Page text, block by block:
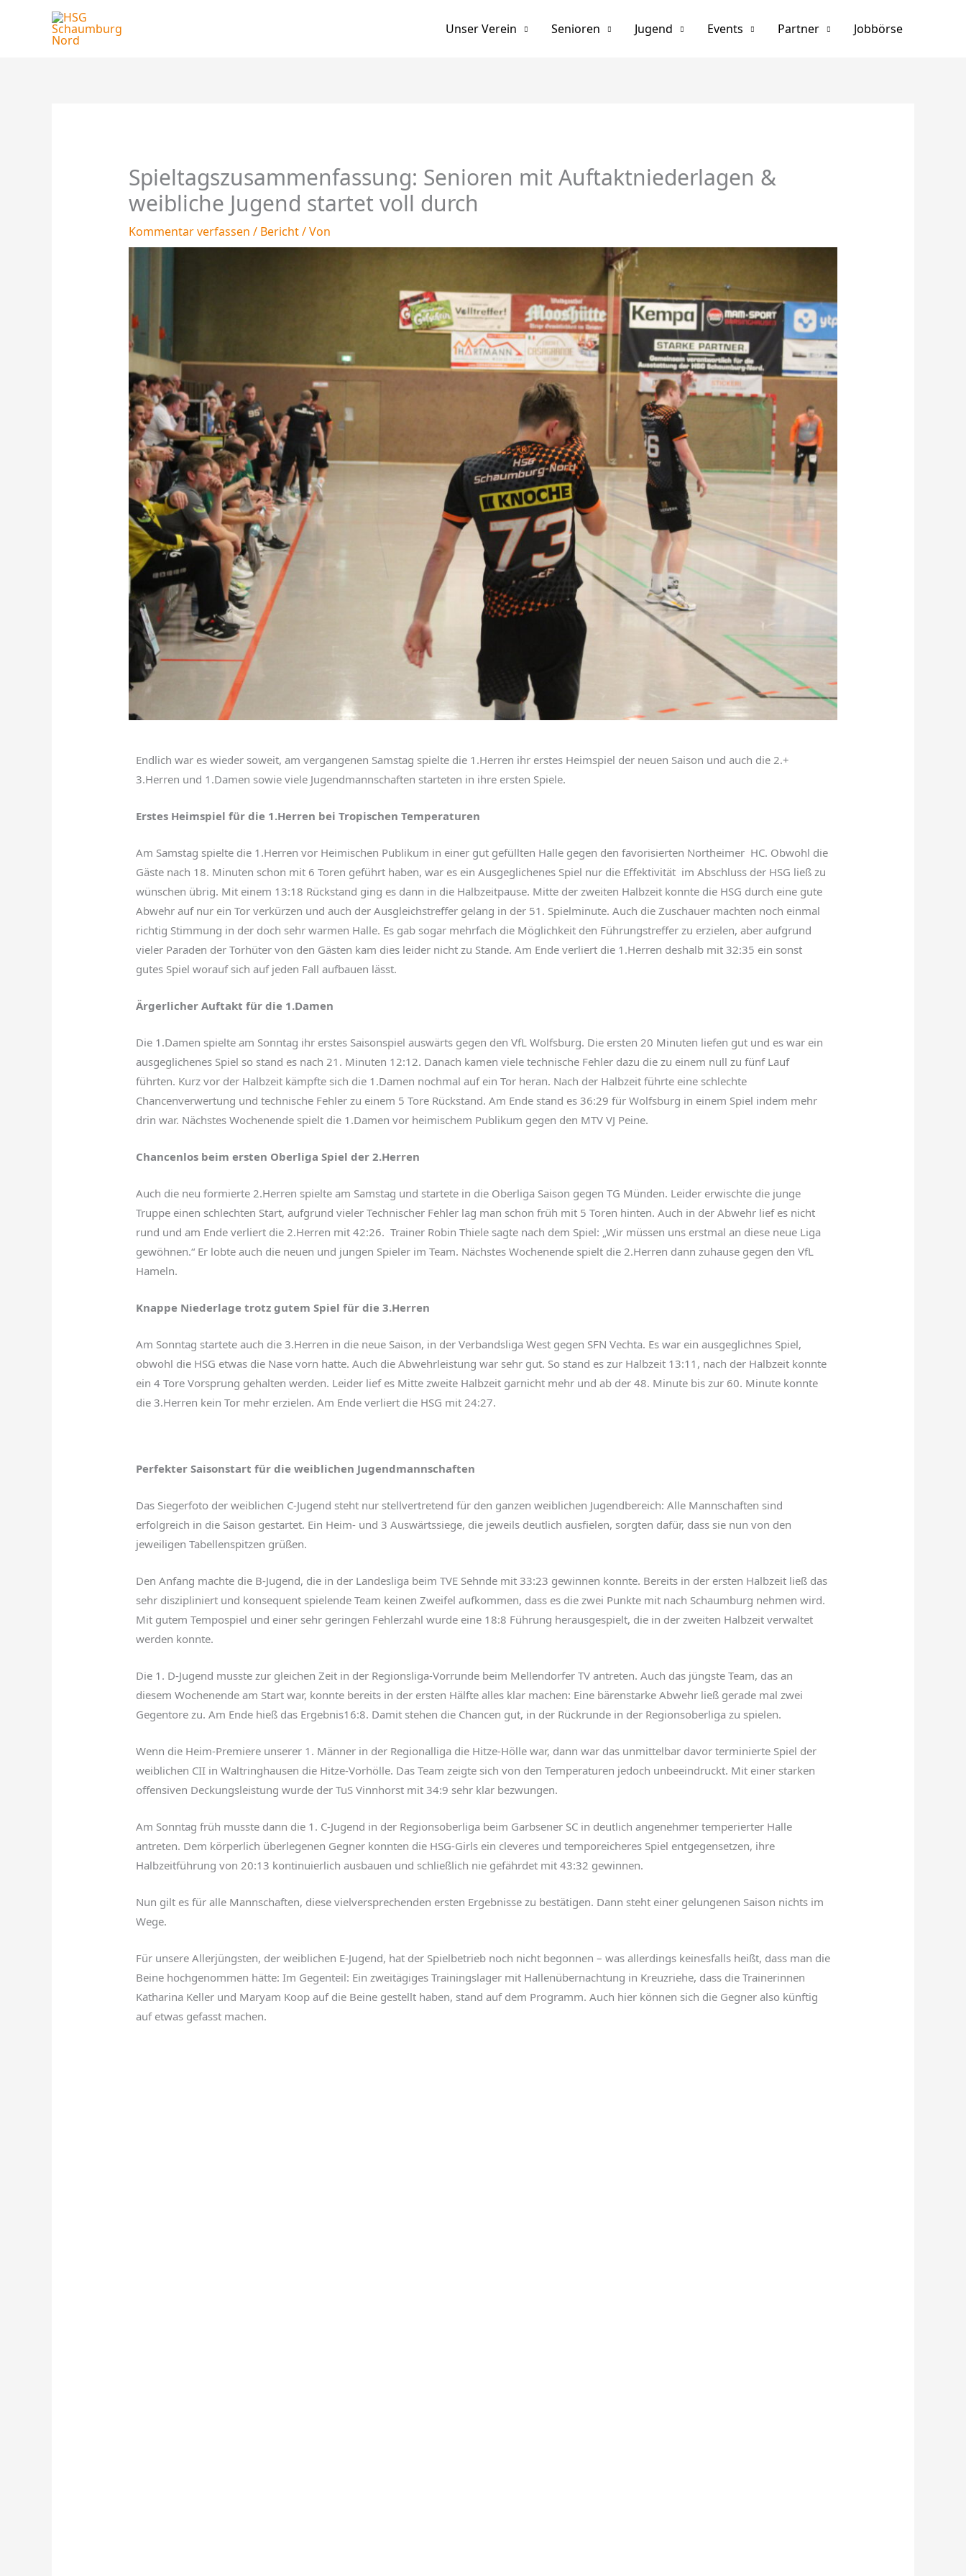
Unser Verein Senioren Jugend Events Partner Jobbörse
Spieltagszusammenfassung: Senioren mit Auftaktniederlagen &
weibliche Jugend startet voll durch
Kommentar verfassen / Bericht/ Von
Endlich war es wieder soweit, am vergangenen Samstag spielte die 1.Herren ihr erstes Heimspiel der neuen Saison und auch die 2.+
3.Herren und 1.Damen sowie viele Jugendmannschaften starteten in ihre ersten Spiele.
Erstes Heimspiel für die 1.Herren bei Tropischen Temperaturen
Am Samstag spielte die 1.Herren vor Heimischen Publikum in einer gut gefüllten Halle gegen den favorisierten Northeimer HC. Obwohl die
Gäste nach 18. Minuten schon mit 6 Toren geführt haben, war es ein Ausgeglichenes Spiel nur die Effektivität im Abschluss der HSG ließ zu
wünschen übrig. Mit einem 13:18 Rückstand ging es dann in die Halbzeitpause. Mitte der zweiten Halbzeit konnte die HSG durch eine gute
Abwehr auf nur ein Tor verkürzen und auch der Ausgleichstreffer gelang in der 51. Spielminute. Auch die Zuschauer machten noch einmal
richtig Stimmung in der doch sehr warmen Halle. Es gab sogar mehrfach die Möglichkeit den Führungstreffer zu erzielen, aber aufgrund
vieler Paraden der Torhüter von den Gästen kam dies leider nicht zu Stande. Am Ende verliert die 1.Herren deshalb mit 32:35 ein sonst
gutes Spiel worauf sich auf jeden Fall aufbauen lässt.
Ärgerlicher Auftakt für die 1.Damen
Die 1.Damen spielte am Sonntag ihr erstes Saisonspiel auswärts gegen den VfL Wolfsburg. Die ersten 20 Minuten liefen gut und es war ein
ausgeglichenes Spiel so stand es nach 21. Minuten 12:12. Danach kamen viele technische Fehler dazu die zu einem null zu fünf Lauf
führten. Kurz vor der Halbzeit kämpfte sich die 1.Damen nochmal auf ein Tor heran. Nach der Halbzeit führte eine schlechte
Chancenverwertung und technische Fehler zu einem 5 Tore Rückstand. Am Ende stand es 36:29 für Wolfsburg in einem Spiel indem mehr
drin war. Nächstes Wochenende spielt die 1.Damen vor heimischem Publikum gegen den MTV VJ Peine.
Chancenlos beim ersten Oberliga Spiel der 2.Herren
Auch die neu formierte 2.Herren spielte am Samstag und startete in die Oberliga Saison gegen TG Münden. Leider erwischte die junge
Truppe einen schlechten Start, aufgrund vieler Technischer Fehler lag man schon früh mit 5 Toren hinten. Auch in der Abwehr lief es nicht
rund und am Ende verliert die 2.Herren mit 42:26. Trainer Robin Thiele sagte nach dem Spiel: „Wir müssen uns erstmal an diese neue Liga
gewöhnen.“ Er lobte auch die neuen und jungen Spieler im Team. Nächstes Wochenende spielt die 2.Herren dann zuhause gegen den VfL
Hameln.
Knappe Niederlage trotz gutem Spiel für die 3.Herren
Am Sonntag startete auch die 3.Herren in die neue Saison, in der Verbandsliga West gegen SFN Vechta. Es war ein ausgeglichnes Spiel,
obwohl die HSG etwas die Nase vorn hatte. Auch die Abwehrleistung war sehr gut. So stand es zur Halbzeit 13:11, nach der Halbzeit konnte
ein 4 Tore Vorsprung gehalten werden. Leider lief es Mitte zweite Halbzeit garnicht mehr und ab der 48. Minute bis zur 60. Minute konnte
die 3.Herren kein Tor mehr erzielen. Am Ende verliert die HSG mit 24:27.
Perfekter Saisonstart für die weiblichen Jugendmannschaften
Das Siegerfoto der weiblichen C-Jugend steht nur stellvertretend für den ganzen weiblichen Jugendbereich: Alle Mannschaften sind
erfolgreich in die Saison gestartet. Ein Heim- und 3 Auswärtssiege, die jeweils deutlich ausfielen, sorgten dafür, dass sie nun von den
jeweiligen Tabellenspitzen grüßen.
Den Anfang machte die B-Jugend, die in der Landesliga beim TVE Sehnde mit 33:23 gewinnen konnte. Bereits in der ersten Halbzeit ließ das
sehr diszipliniert und konsequent spielende Team keinen Zweifel aufkommen, dass es die zwei Punkte mit nach Schaumburg nehmen wird.
Mit gutem Tempospiel und einer sehr geringen Fehlerzahl wurde eine 18:8 Führung herausgespielt, die in der zweiten Halbzeit verwaltet
werden konnte.
Die 1. D-Jugend musste zur gleichen Zeit in der Regionsliga-Vorrunde beim Mellendorfer TV antreten. Auch das jüngste Team, das an
diesem Wochenende am Start war, konnte bereits in der ersten Hälfte alles klar machen: Eine bärenstarke Abwehr ließ gerade mal zwei
Gegentore zu. Am Ende hieß das Ergebnis16:8. Damit stehen die Chancen gut, in der Rückrunde in der Regionsoberliga zu spielen.
Wenn die Heim-Premiere unserer 1. Männer in der Regionalliga die Hitze-Hölle war, dann war das unmittelbar davor terminierte Spiel der
weiblichen CII in Waltringhausen die Hitze-Vorhölle. Das Team zeigte sich von den Temperaturen jedoch unbeeindruckt. Mit einer starken
offensiven Deckungsleistung wurde der TuS Vinnhorst mit 34:9 sehr klar bezwungen.
Am Sonntag früh musste dann die 1. C-Jugend in der Regionsoberliga beim Garbsener SC in deutlich angenehmer temperierter Halle
antreten. Dem körperlich überlegenen Gegner konnten die HSG-Girls ein cleveres und temporeicheres Spiel entgegensetzen, ihre
Halbzeitführung von 20:13 kontinuierlich ausbauen und schließlich nie gefährdet mit 43:32 gewinnen.
Nun gilt es für alle Mannschaften, diese vielversprechenden ersten Ergebnisse zu bestätigen. Dann steht einer gelungenen Saison nichts im
Wege.
Für unsere Allerjüngsten, der weiblichen E-Jugend, hat der Spielbetrieb noch nicht begonnen – was allerdings keinesfalls heißt, dass man die
Beine hochgenommen hätte: Im Gegenteil: Ein zweitägiges Trainingslager mit Hallenübernachtung in Kreuzriehe, dass die Trainerinnen
Katharina Keller und Maryam Koop auf die Beine gestellt haben, stand auf dem Programm. Auch hier können sich die Gegner also künftig
auf etwas gefasst machen.